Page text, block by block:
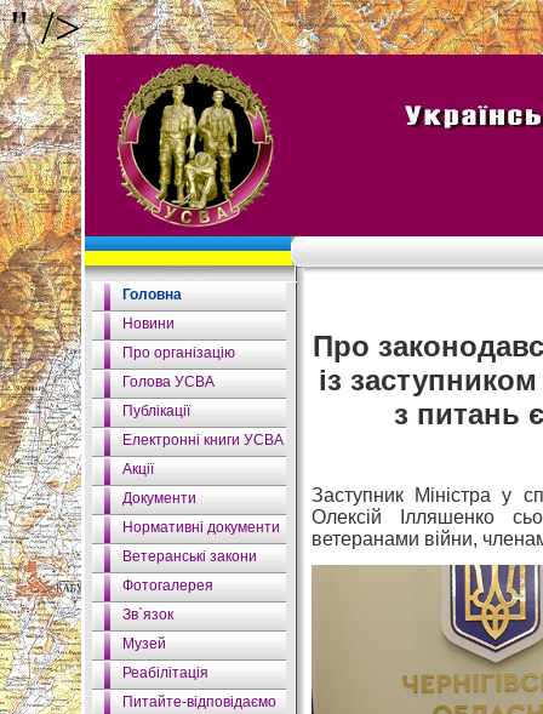
" />
Головна
Новини
Про організацію
Голова УСВА
Публікації
Електронні книги УСВА
Акції
Документи
Нормативні документи
Ветеранські закони
Фотогалерея
Зв`язок
Музей
Реабілітація
Питайте-відповідаємо
Про
із
з питань
Заступник Міністра у
Олексій Ілляшенко
ветеранами війни,